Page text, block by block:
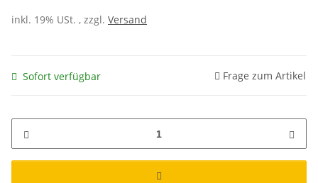
inkl. 19% USt. , zzgl. Versand
Sofort verfügbar Frage zum Artikel